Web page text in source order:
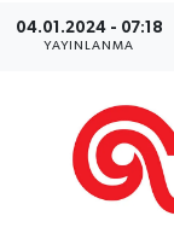
04.01.2024 - 07:18
YAYINLANMA
İletişim
Künye
Yapay Zeka